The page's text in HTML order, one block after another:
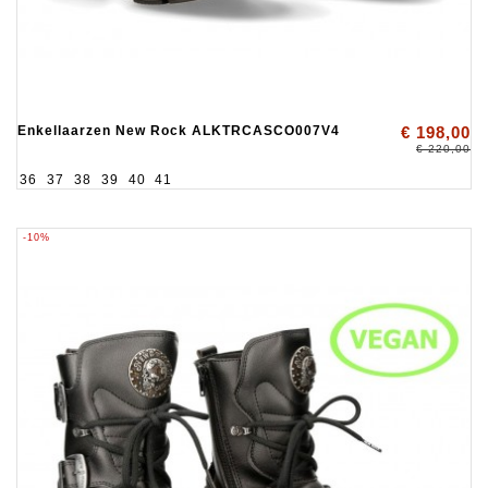
Enkellaarzen New Rock ALKTRCASCO007V4 € 198,00
€ 220,00
36 37 38 39 40 41
-10%